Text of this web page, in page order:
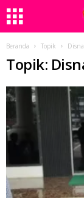
Beranda Topik
Topik: